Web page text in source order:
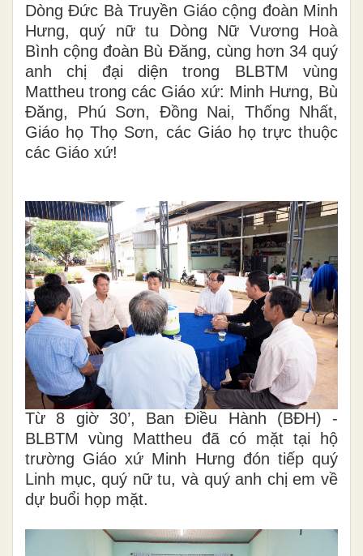
Dòng Đức Bà Truyền Giáo cộng đoàn Minh
Hưng, quý nữ tu Dòng Nữ Vương Hoà
Bình cộng đoàn Bù Đăng, cùng hơn 34 quý
anh chị đại diện trong BLBTM vùng
Mattheu trong các Giáo xứ: Minh Hưng, Bù
Đăng, Phú Sơn, Đồng Nai, Thống Nhất,
Giáo họ Thọ Sơn, các Giáo họ trực thuộc
các Giáo xứ!
Từ 8 giờ 30’, Ban Điều Hành (BĐH) -
BLBTM vùng Mattheu đã có mặt tại hộ
trường Giáo xứ Minh Hưng đón tiếp quý
Linh mục, quý nữ tu, và quý anh chị em về
dự buổi họp mặt.